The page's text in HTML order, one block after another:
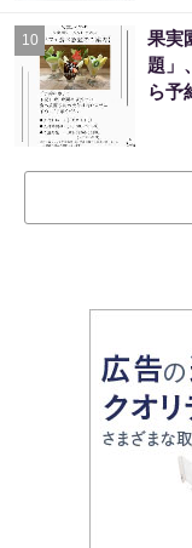
10
果実
題」
ら予